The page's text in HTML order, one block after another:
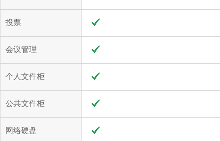
投票
会议管理
个人文件柜
公共文件柜
网络硬盘